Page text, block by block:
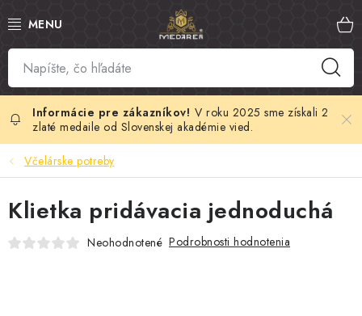
na
SLOVENSKÝ MED
MANUKA MED
VČELÍ PEĽ
MATERSKÁ KAŠIČKA
V roku 2025 sme získali 2
zlaté medaile od Slovenskej akadémie vied.
Včelárske potreby
Klietka pridávacia jednoduchá
Neohodnotené Podrobnosti hodnotenia